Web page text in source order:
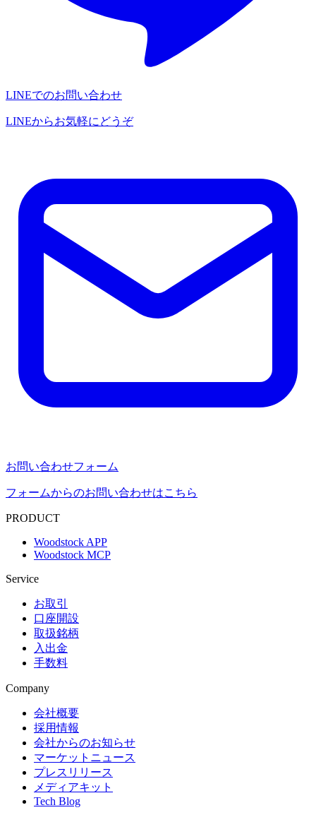
LINEでのお問い合わせ
LINEからお気軽にどうぞ
お問い合わせフォーム
フォームからのお問い合わせはこちら
PRODUCT
Woodstock APP
Woodstock MCP
Service
お取引
口座開設
取扱銘柄
入出金
手数料
Company
会社概要
採用情報
会社からのお知らせ
マーケットニュース
プレスリリース
メディアキット
Tech Blog